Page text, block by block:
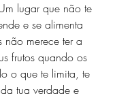
lugar que não te
e se alimenta
não merece ter a
frutos quando os
o que te limita, te
tua verdade e